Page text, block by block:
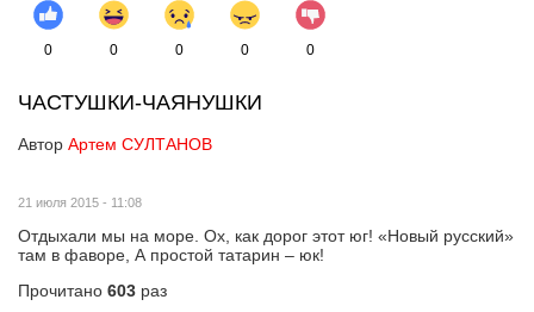
0 0 0 0 0
ЧАСТУШКИ-ЧАЯНУШКИ
Автор Артем СУЛТАНОВ
21 июля 2015 - 11:08
Отдыхали мы на море. Ох, как дорог этот юг! «Новый русский»
там в фаворе, А простой татарин – юк!
Прочитано 603 раз